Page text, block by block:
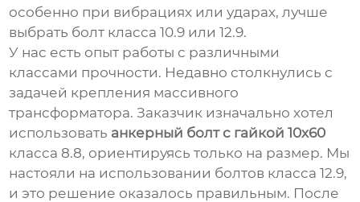
особенно при вибрациях или ударах, лучше
выбрать болт класса 10.9 или 12.9.
У нас есть опыт работы с различными
классами прочности. Недавно столкнулись с
задачей крепления массивного
трансформатора. Заказчик изначально хотел
использовать анкерный болт с гайкой 10х60
класса 8.8, ориентируясь только на размер. Мы
настояли на использовании болтов класса 12.9,
и это решение оказалось правильным. После